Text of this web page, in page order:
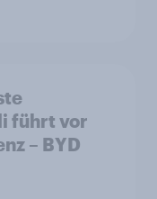
führt vor
– BYD